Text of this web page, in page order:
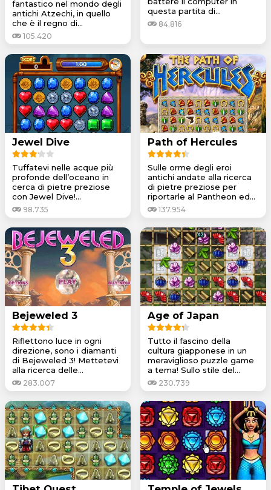
fantastico nel mondo degli
antichi Atzechi, in quello
che è il regno di...
105.420
questa partita di...
84.816
Jewel Dive
Tuffatevi nelle acque più
profonde dell’oceano in
cerca di pietre preziose
con Jewel Dive!...
98.735
Path of Hercules
Sulle orme degli eroi
antichi andate alla ricerca
di pietre preziose per
riportarle al Pantheon ed...
137.954
Bejeweled 3
Riflettono luce in ogni
direzione, sono i diamanti
di Bejeweled 3! Mettetevi
alla ricerca delle...
283.007
Age of Japan
Tutto il fascino della
cultura giapponese in un
meraviglioso puzzle game
a tema! Sullo stile del...
230.739